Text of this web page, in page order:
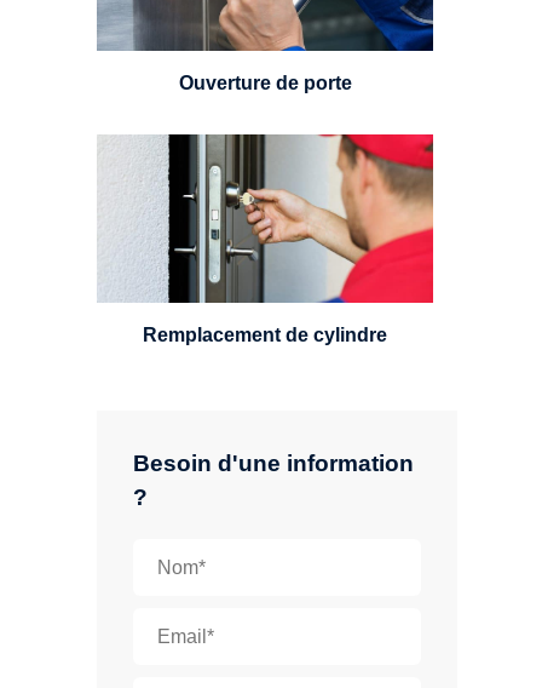
Besoin d'une information
?
24h/7.
Ouverture de porte
Un serrurier sera en mesure de
choisir et remplacer un cylindre
standard, à 5 leviers ou à 3
leviers, Mul-T-Lock ou encore
multipoints.
Remplacement de cylindre